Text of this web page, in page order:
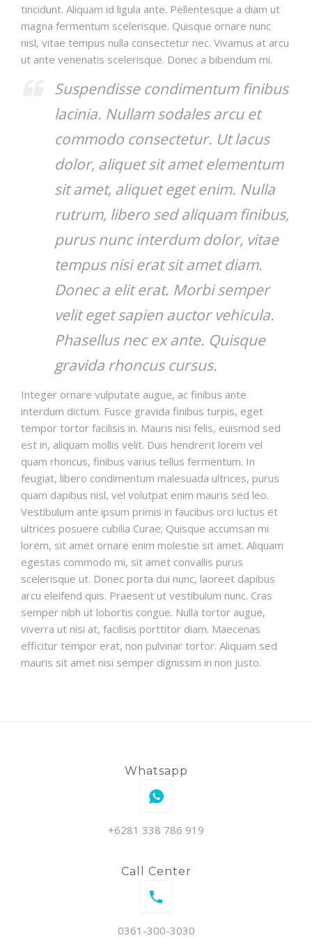
tincidunt. Aliquam id ligula ante. Pellentesque a diam ut
magna fermentum scelerisque. Quisque ornare nunc
nisl, vitae tempus nulla consectetur nec. Vivamus at arcu
ut ante venenatis scelerisque. Donec a bibendum mi.
Suspendisse condimentum finibus
lacinia. Nullam sodales arcu et
commodo consectetur. Ut lacus
dolor, aliquet sit amet elementum
sit amet, aliquet eget enim. Nulla
rutrum, libero sed aliquam finibus,
purus nunc interdum dolor, vitae
tempus nisi erat sit amet diam.
Donec a elit erat. Morbi semper
velit eget sapien auctor vehicula.
Phasellus nec ex ante. Quisque
gravida rhoncus cursus.
Integer ornare vulputate augue, ac finibus ante
interdum dictum. Fusce gravida finibus turpis, eget
tempor tortor facilisis in. Mauris nisi felis, euismod sed
est in, aliquam mollis velit. Duis hendrerit lorem vel
quam rhoncus, finibus varius tellus fermentum. In
feugiat, libero condimentum malesuada ultrices, purus
quam dapibus nisl, vel volutpat enim mauris sed leo.
Vestibulum ante ipsum primis in faucibus orci luctus et
ultrices posuere cubilia Curae; Quisque accumsan mi
lorem, sit amet ornare enim molestie sit amet. Aliquam
egestas commodo mi, sit amet convallis purus
scelerisque ut. Donec porta dui nunc, laoreet dapibus
arcu eleifend quis. Praesent ut vestibulum nunc. Cras
semper nibh ut lobortis congue. Nulla tortor augue,
viverra ut nisi at, facilisis porttitor diam. Maecenas
efficitur tempor erat, non pulvinar tortor. Aliquam sed
mauris sit amet nisi semper dignissim in non justo.
Whatsapp
+6281 338 786 919
Call Center
0361-300-3030